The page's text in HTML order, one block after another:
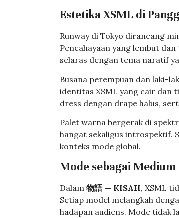
Estetika XSML di
Runway di Tokyo dirancang
Pencahayaan yang lembut
selaras dengan tema naratif
Busana perempuan dan laki-
identitas XSML yang cair dan
dress dengan drape halus,
Palet warna bergerak di
hangat sekaligus introspektif.
konteks mode global.
Mode sebagai
Dalam 物語 — KISAH, XSML
Setiap model melangkah
hadapan audiens. Mode tidak